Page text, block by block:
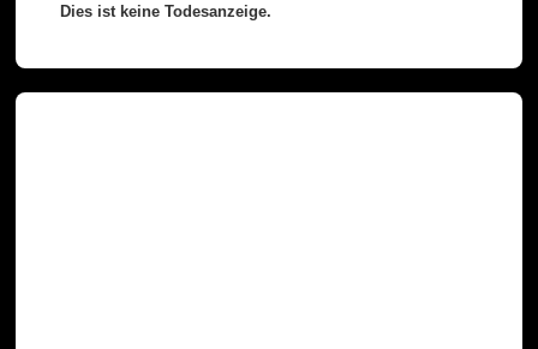
Dies ist keine Todesanzeige.